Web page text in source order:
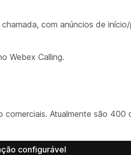
com anúncios de
Webex Calling.
Atualmente são 400
configurável